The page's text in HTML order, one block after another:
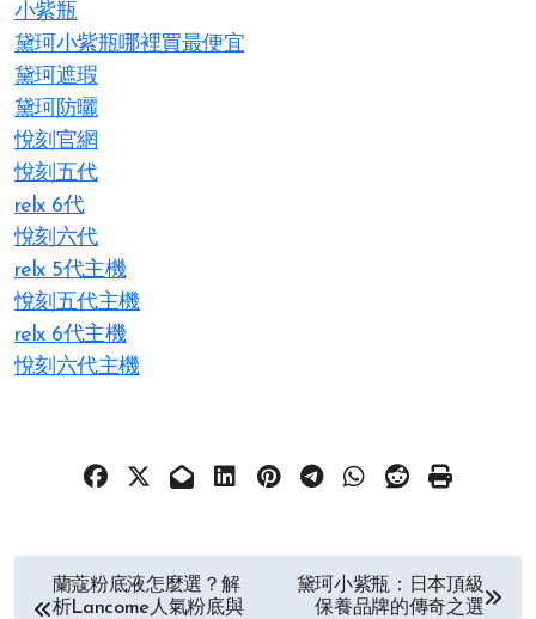
小紫瓶
黛珂小紫瓶哪裡買最便宜
黛珂遮瑕
黛珂防曬
悅刻官網
悅刻五代
relx 6代
悅刻六代
relx 5代主機
悅刻五代主機
relx 6代主機
悅刻六代主機
蘭蔻粉底液怎麼選？解
析Lancome人氣粉底與
黛珂小紫瓶：日本頂級
保養品牌的傳奇之選